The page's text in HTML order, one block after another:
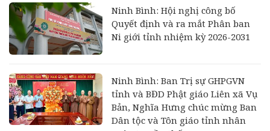
Ninh Bình: Hội nghị công bố
Quyết định và ra mắt Phân ban
Ni giới tỉnh nhiệm kỳ 2026-2031
Ninh Bình: Ban Trị sự GHPGVN
tỉnh và BĐD Phật giáo Liên xã Vụ
Bản, Nghĩa Hưng chúc mừng Ban
Dân tộc và Tôn giáo tỉnh nhân